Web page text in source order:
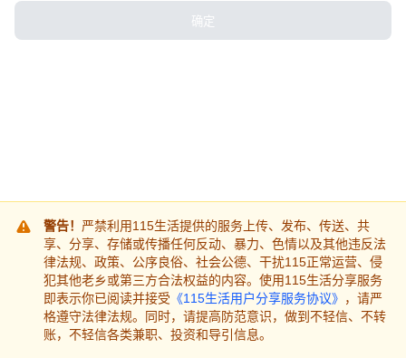
确定
警告！ 严禁利用115生活提供的服务上传、发布、传送、共
享、分享、存储或传播任何反动、暴力、色情以及其他违反法
律法规、政策、公序良俗、社会公德、干扰115正常运营、侵
犯其他老乡或第三方合法权益的内容。使用115生活分享服务
即表示你已阅读并接受 《115生活用户分享服务协议》 ，请严
格遵守法律法规。同时，请提高防范意识，做到不轻信、不转
账，不轻信各类兼职、投资和导引信息。